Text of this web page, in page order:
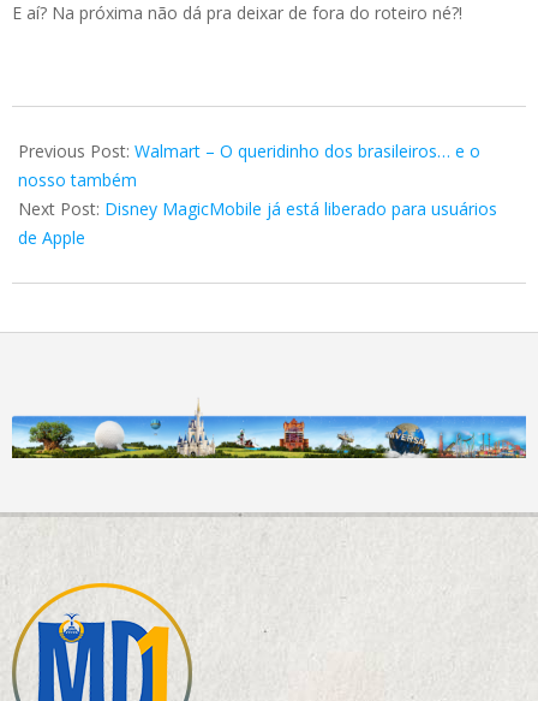
E aí? Na próxima não dá pra deixar de fora do roteiro né?!
03-
27
Previous Post: Walmart – O queridinho dos brasileiros… e o
nosso também
Next Post: Disney MagicMobile já está liberado para usuários
de Apple